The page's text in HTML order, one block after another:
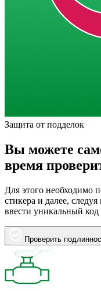
Защита от подделок
Вы можете
время
Для этого необходимо
стикера и далее,
ввести уникальный
Проверить